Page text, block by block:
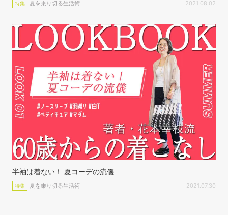
特集 夏を乗り切る生活術 2021.08.02
半袖は着ない！ 夏コーデの流儀
特集 夏を乗り切る生活術 2021.07.30